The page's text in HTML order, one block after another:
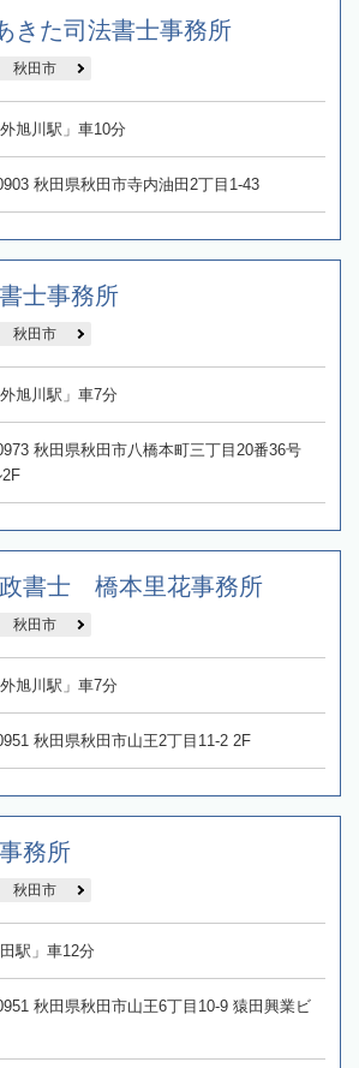
きた司法書士事務所
秋田市
旭川駅」車10分
秋田県秋田市寺内油田2丁目1-43
士事務所
秋田市
旭川駅」車7分
秋田県秋田市八橋本町三丁目20番36号
書士 橋本里花事務所
秋田市
旭川駅」車7分
秋田県秋田市山王2丁目11-2 2F
務所
秋田市
駅」車12分
秋田県秋田市山王6丁目10-9 猿田興業ビ